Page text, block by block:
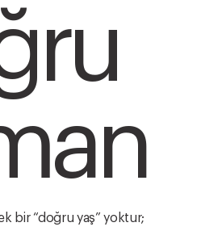
bir “doğru yaş” yoktur;